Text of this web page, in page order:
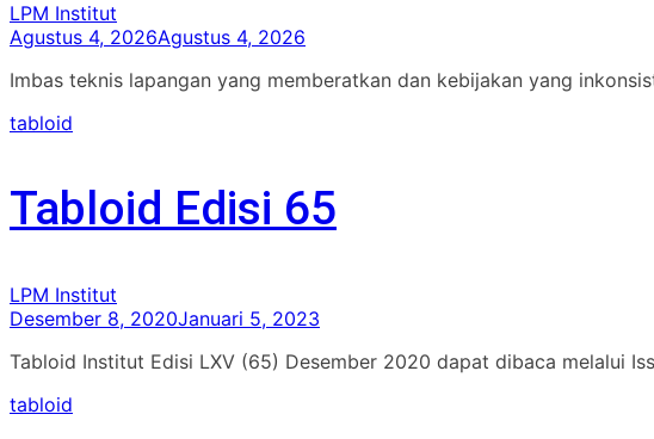
LPM Institut
Agustus 4, 2026Agustus 4, 2026
Imbas teknis lapangan yang memberatkan dan kebijakan yang
tabloid
Tabloid Edisi 65
LPM Institut
Desember 8, 2020Januari 5, 2023
Tabloid Institut Edisi LXV (65) Desember 2020 dapat dibaca melalui
tabloid